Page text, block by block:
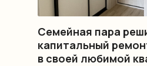
Семейная пара
капитальный
в своей любимой